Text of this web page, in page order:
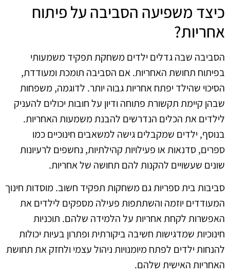
כיצד משפיעה הסביבה על פיתוח
אחריות?
הסביבה שבה גדלים ילדים משחקת תפקיד משמעותי
בפיתוח תחושת האחריות. אם הסביבה תומכת ומעודדת,
הסיכוי שהילד יפתח אחריות גבוה יותר. לדוגמה, משפחות
שבהן קיימת תקשורת פתוחה ודיון על חובות יכולים להעניק
לילדים את הכלים הנדרשים להבנת משמעות האחריות.
בנוסף, ילדים שמקבלים גישה למשאבים חינוכיים כמו
ספרים, סדנאות או פעילויות קהילתיות, נחשפים לרעיונות
שונים שעשויים להקנות להם תחושה של אחריות.
סביבות בית ספריות גם משחקות תפקיד חשוב. מוסדות חינוך
המעודדים יוזמה והשתתפות פעילה מספקים לילדים את
האפשרות לקחת אחריות על הלמידה שלהם. תוכניות
חינוכיות שמדגישות חשיבה ביקורתית ופתרון בעיות יכולות
להנחות ילדים לפתח מיומנויות ניהול עצמי ולחזק את תחושת
האחריות האישית שלהם.